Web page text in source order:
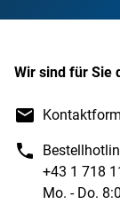
Wir sind für Sie
+43 1 718
Mo. - Do.